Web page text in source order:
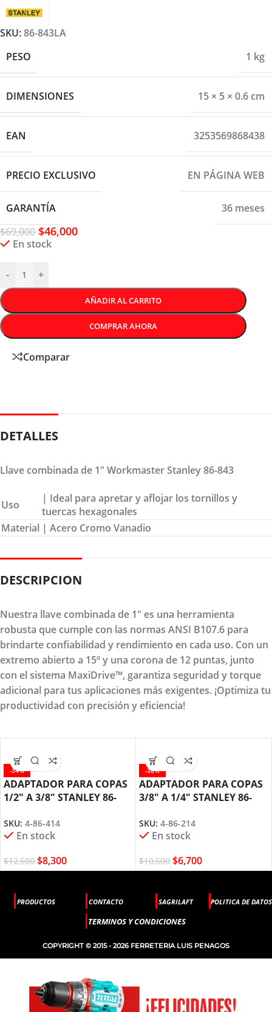
SKU:86-843LA
PESO
1 kg
DIMENSIONES 15 × 5 × 0.6 cm
EAN 3253569868438
PRECIO EXCLUSIVO EN PÁGINA WEB
GARANTÍA
36 meses
$69,000 $46,000
En stock
- +
AÑADIR AL CARRITO
COMPRAR AHORA
Comparar
DETALLES
Llave combinada de 1″ Workmaster Stanley 86-843
Uso
| Ideal para apretar y aflojar los tornillos y
tuercas hexagonales
Material | Acero Cromo Vanadio
DESCRIPCION
Nuestra llave combinada de 1" es una herramienta
robusta que cumple con las normas ANSI B107.6 para
brindarte confiabilidad y rendimiento en cada uso. Con un
extremo abierto a 15º y una corona de 12 puntas, junto
con el sistema MaxiDrive™, garantiza seguridad y torque
adicional para tus aplicaciones más exigentes. ¡Optimiza tu
productividad con precisión y eficiencia!
-34%
ADAPTADOR PARA COPAS
1/2″ A 3/8″ STANLEY 86-
SKU: 4-86-414
En stock
$12,500 $8,300
-36%
ADAPTADOR PARA COPAS
3/8″ A 1/4″ STANLEY 86-
SKU: 4-86-214
En stock
$10,500 $6,700
PRODUCTOS CONTACTO SAGRILAFT POLITICA DE DATOS
TERMINOS Y CONDICIONES
COPYRIGHT © 2015 - 2026 FERRETERIA LUIS PENAGOS